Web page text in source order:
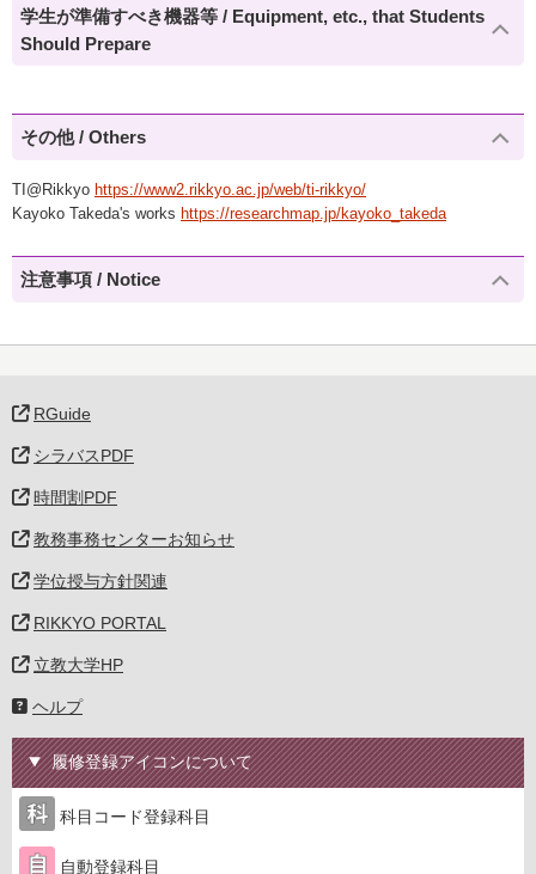
学生が準備すべき機器等 / Equipment, etc., that Students
Should Prepare
その他 / Others
TI@Rikkyo https://www2.rikkyo.ac.jp/web/ti-rikkyo/
Kayoko Takeda's works https://researchmap.jp/kayoko_takeda
注意事項 / Notice
RGuide
シラバスPDF
時間割PDF
教務事務センターお知らせ
学位授与方針関連
RIKKYO PORTAL
立教大学HP
ヘルプ
履修登録アイコンについて
科目コード登録科目
自動登録科目